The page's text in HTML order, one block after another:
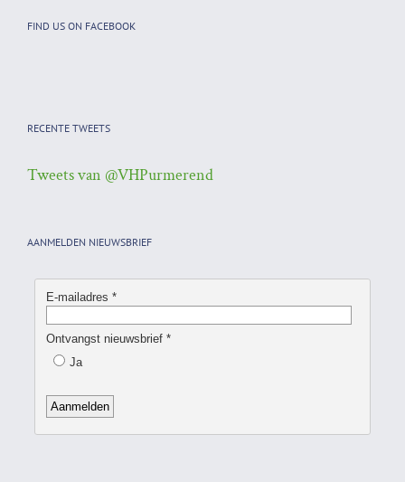
FIND US ON FACEBOOK
RECENTE TWEETS
Tweets van @VHPurmerend
AANMELDEN NIEUWSBRIEF